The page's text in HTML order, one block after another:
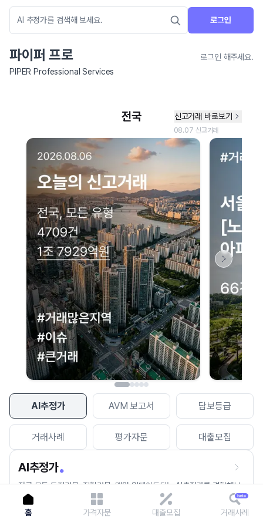
로그인
파이퍼 프로
로그인 해주세요.
PIPER Professional Services
AI추정가 AVM 보고서 담보등급
거래사례 평가자문 대출모집
AI추정가
전국 모든 토지건물, 집합건물, 매월 업데이트되는 AI추정가를 경험해보
세요.
네이버 지도 연결 안내
현재 네이버 지도 연결이 원활하지 않아 지도를 불러올 수 없습니다.
이용에 불편을 드려 죄송합니다.
다시 시도
홈 가격자문 대출모집 거래사례